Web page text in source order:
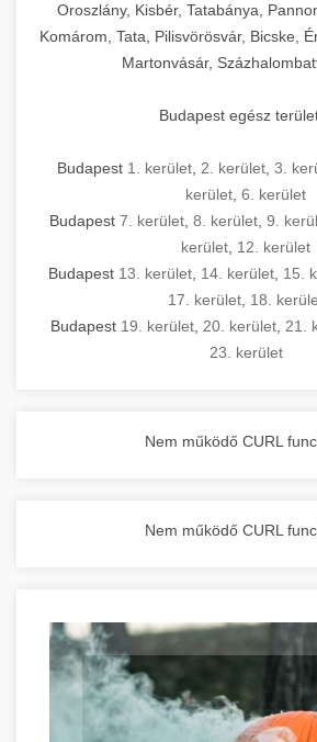
Oroszlány, Kisbér, Tatabánya,
Komárom, Tata, Pilisvörösvár, Bicske,
Martonvásár,
Budapest egész
Budapest 1. kerület 2. kerület 3.
kerület 6. kerület
Budapest 7. kerület, 8. kerület, 9.
kerület 12. kerület
Budapest 13. kerület 14. kerület 15.
17. kerület 18.
Budapest 19. kerület 20. kerület 21.
23. kerület
Nem működő CURL
Nem működő CURL